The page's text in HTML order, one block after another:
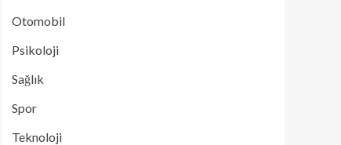
Otomobil
Psikoloji
Sağlık
Spor
Teknoloji